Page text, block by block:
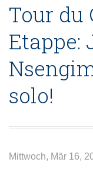
Tour du
Etappe:
solo!
Mittwoch, Mär 16,